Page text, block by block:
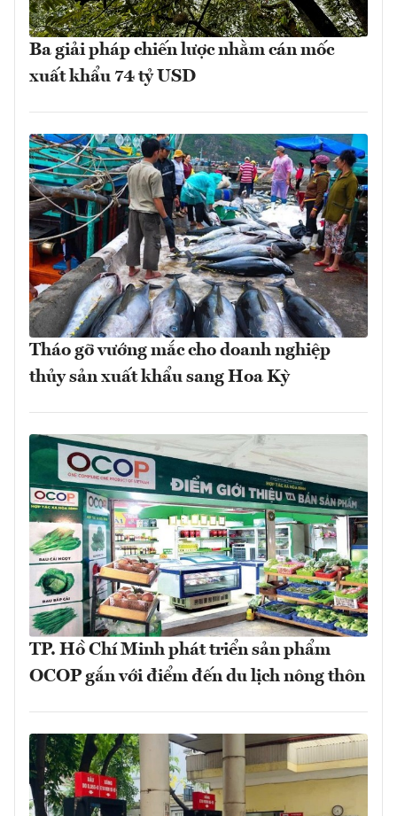
Ba giải pháp chiến lược nhằm cán mốc
xuất khẩu 74 tỷ USD
Tháo gỡ vướng mắc cho doanh nghiệp
thủy sản xuất khẩu sang Hoa Kỳ
TP. Hồ Chí Minh phát triển sản phẩm
OCOP gắn với điểm đến du lịch nông thôn